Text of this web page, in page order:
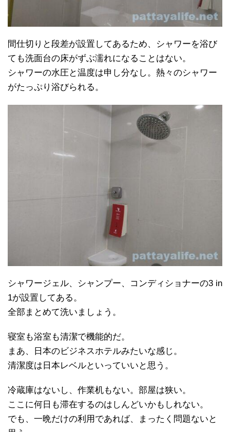
間仕切りと段差が設置してあるため、シャワーを浴び
ても洗面台の床がずぶ濡れになることはない。
シャワーの水圧と温度は申し分なし。熱々のシャワー
がたっぷり浴びられる。
シャワージェル、シャンプー、コンディショナーの3 in
1が設置してある。
全部まとめて洗いましょう。
寝室も浴室も清潔で機能的だ。
まあ、日本のビジネスホテルみたいな感じ。
清潔度は日本レベルといっていいと思う。
冷蔵庫はないし、作業机もない。部屋は狭い。
ここに何日も滞在するのはしんどいかもしれない。
でも、一晩だけの利用であれば、まったく問題ないと